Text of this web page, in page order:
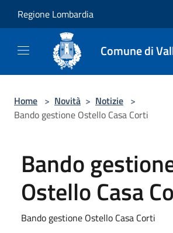
Regione Lombardia
Comune di
Home > Novità > Notizie >
Bando gestione Ostello Casa Corti
Bando
Ostello Casa
Bando gestione Ostello Casa Corti